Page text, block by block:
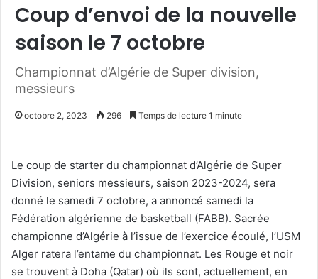
Coup d’envoi de la nouvelle
saison le 7 octobre
Championnat d’Algérie de Super division,
messieurs
octobre 2, 2023 296 Temps de lecture 1 minute
Le coup de starter du championnat d’Algérie de Super
Division, seniors messieurs, saison 2023-2024, sera
donné le samedi 7 octobre, a annoncé samedi la
Fédération algérienne de basketball (FABB). Sacrée
championne d’Algérie à l’issue de l’exercice écoulé, l’USM
Alger ratera l’entame du championnat. Les Rouge et noir
se trouvent à Doha (Qatar) où ils sont, actuellement, en